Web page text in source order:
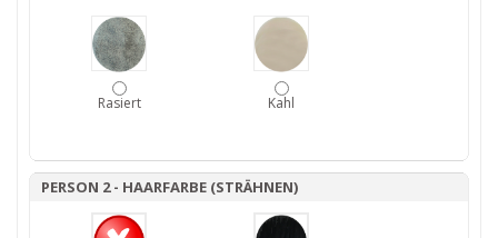
Rasiert Kahl
PERSON 2 - HAARFARBE (STRÄHNEN)